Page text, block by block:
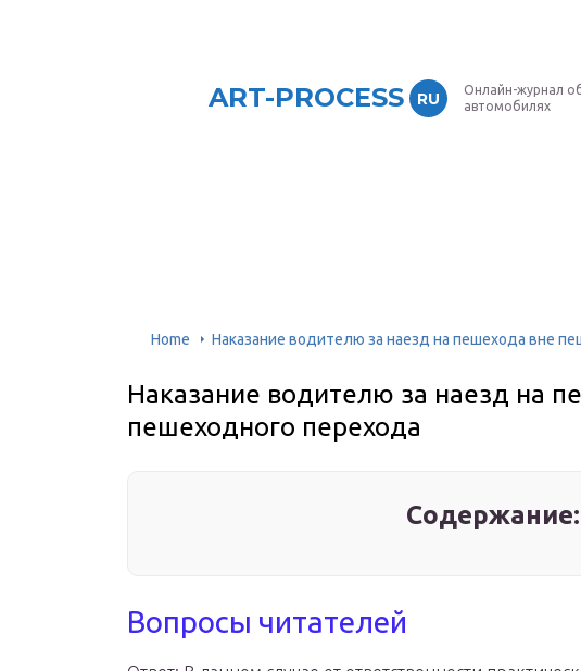
ART-PROCESS RU
Онлайн-журнал
автомобилях
Home Наказание водителю за наезд на пешехода вне
Наказание водителю за наезд на
пешеходного перехода
Содержание:
Вопросы читателей